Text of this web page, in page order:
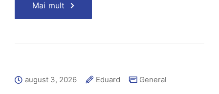
Mai mult
august 3, 2026 Eduard General